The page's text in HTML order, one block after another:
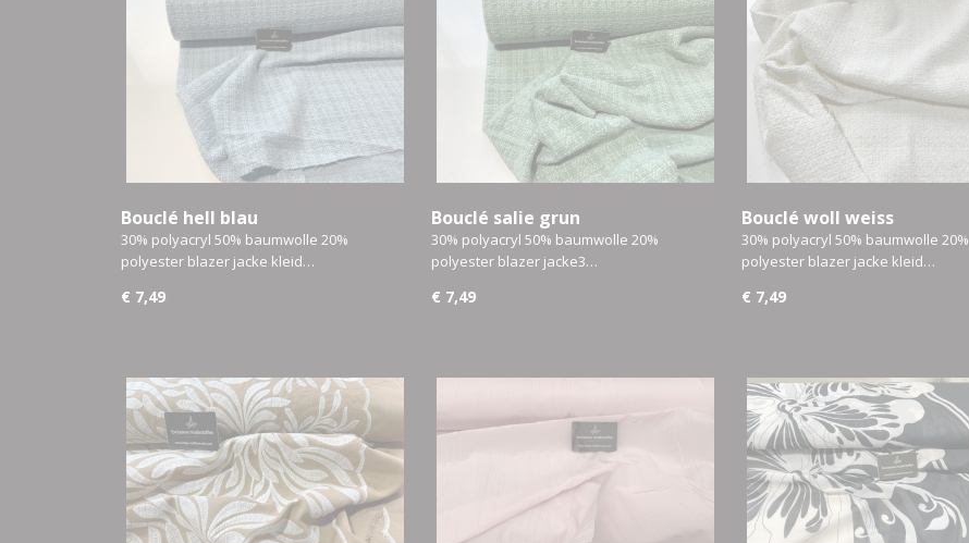
Bouclé hell blau
30% polyacryl 50% baumwolle 20%
polyester blazer jacke kleid…
€ 7,49
Bouclé salie grun
30% polyacryl 50% baumwolle 20%
polyester blazer jacke3…
€ 7,49
Bouclé woll weiss
30% polyacryl 50% baumwolle 20%
polyester blazer jacke kleid…
€ 7,49